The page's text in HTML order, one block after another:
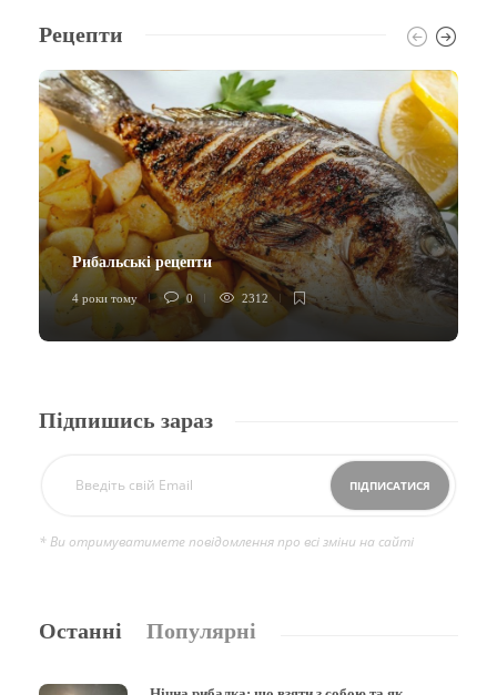
Рецепти
Рибальські рецепти
4 роки тому 0 2312
Підпишись зараз
* Ви отримуватимете повідомлення про всі зміни на сайті
Останні Популярні